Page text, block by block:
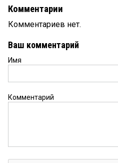
Комментарии
Комментариев нет.
Ваш комментарий
Имя
Комментарий